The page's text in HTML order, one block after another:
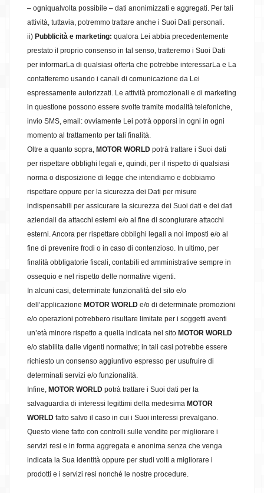
– ogniqualvolta possibile – dati anonimizzati e aggregati. Per tali
attività, tuttavia, potremmo trattare anche i Suoi Dati personali.
ii) Pubblicità e marketing: qualora Lei abbia precedentemente
prestato il proprio consenso in tal senso, tratteremo i Suoi Dati
per informarLa di qualsiasi offerta che potrebbe interessarLa e La
contatteremo usando i canali di comunicazione da Lei
espressamente autorizzati. Le attività promozionali e di marketing
in questione possono essere svolte tramite modalità telefoniche,
invio SMS, email: ovviamente Lei potrà opporsi in ogni in ogni
momento al trattamento per tali finalità.
Oltre a quanto sopra, MOTOR WORLD potrà trattare i Suoi dati
per rispettare obblighi legali e, quindi, per il rispetto di qualsiasi
norma o disposizione di legge che intendiamo e dobbiamo
rispettare oppure per la sicurezza dei Dati per misure
indispensabili per assicurare la sicurezza dei Suoi dati e dei dati
aziendali da attacchi esterni e/o al fine di scongiurare attacchi
esterni. Ancora per rispettare obblighi legali a noi imposti e/o al
fine di prevenire frodi o in caso di contenzioso. In ultimo, per
finalità obbligatorie fiscali, contabili ed amministrative sempre in
ossequio e nel rispetto delle normative vigenti.
In alcuni casi, determinate funzionalità del sito e/o
dell’applicazione MOTOR WORLD e/o di determinate promozioni
e/o operazioni potrebbero risultare limitate per i soggetti aventi
un’età minore rispetto a quella indicata nel sito MOTOR WORLD
e/o stabilita dalle vigenti normative; in tali casi potrebbe essere
richiesto un consenso aggiuntivo espresso per usufruire di
determinati servizi e/o funzionalità.
Infine, MOTOR WORLD potrà trattare i Suoi dati per la
salvaguardia di interessi legittimi della medesima MOTOR
WORLD fatto salvo il caso in cui i Suoi interessi prevalgano.
Questo viene fatto con controlli sulle vendite per migliorare i
servizi resi e in forma aggregata e anonima senza che venga
indicata la Sua identità oppure per studi volti a migliorare i
prodotti e i servizi resi nonché le nostre procedure.